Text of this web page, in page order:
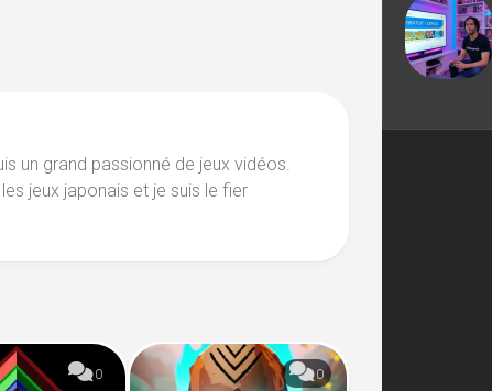
un grand passionné de jeux vidéos.
jeux japonais et je suis le fier
0 0